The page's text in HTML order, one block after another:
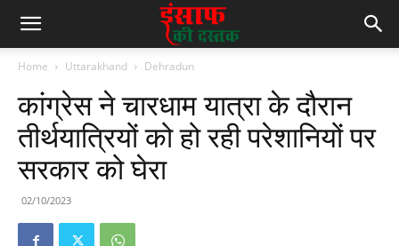
Home Uttarakhand Dehradun
कांग्रेस ने चारधाम यात्रा के दौरान
तीर्थयात्रियों को हो रही परेशानियों पर
सरकार को घेरा
02/10/2023